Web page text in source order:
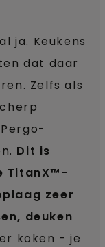
ja. Keukens
dat daar
Zelfs als
Dit is
TitanX™-
zeer
deuken
koken - je